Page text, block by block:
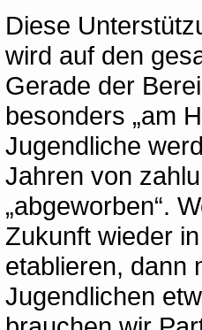
Diese
wird auf den
Gerade der
besonders „am
Jugendliche
Jahren von
„abgeworben“.
Zukunft wieder
etablieren, dann
Jugendlichen